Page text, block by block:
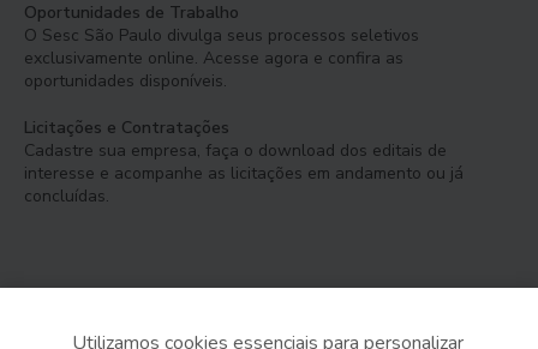
Oportunidades de Trabalho
O Sesc São Paulo divulga seus processos seletivos
exclusivamente online. Acesse agora e confira as
oportunidades disponíveis.
Licitações e Contratações
Cadastre sua empresa, faça o download dos editais de
interesse e acompanhe as licitações em andamento ou já
concluídas.
Utilizamos cookies essenciais para personalizar